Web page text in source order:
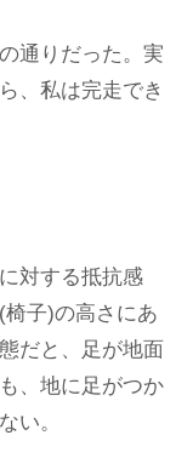
通りだった。実
、私は完走でき
対する抵抗感
子)の高さにあ
だと、足が地面
、地に足がつか
い。